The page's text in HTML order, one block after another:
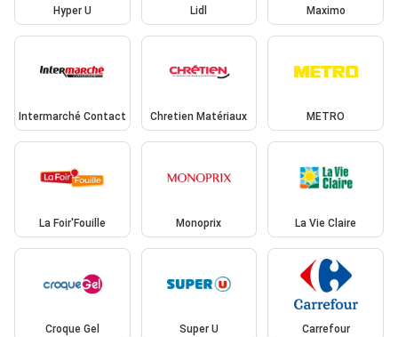
Hyper U Lidl Maximo
Intermarché Contact Chretien Matériaux METRO
La Foir'Fouille Monoprix La Vie Claire
Croque Gel Super U Carrefour